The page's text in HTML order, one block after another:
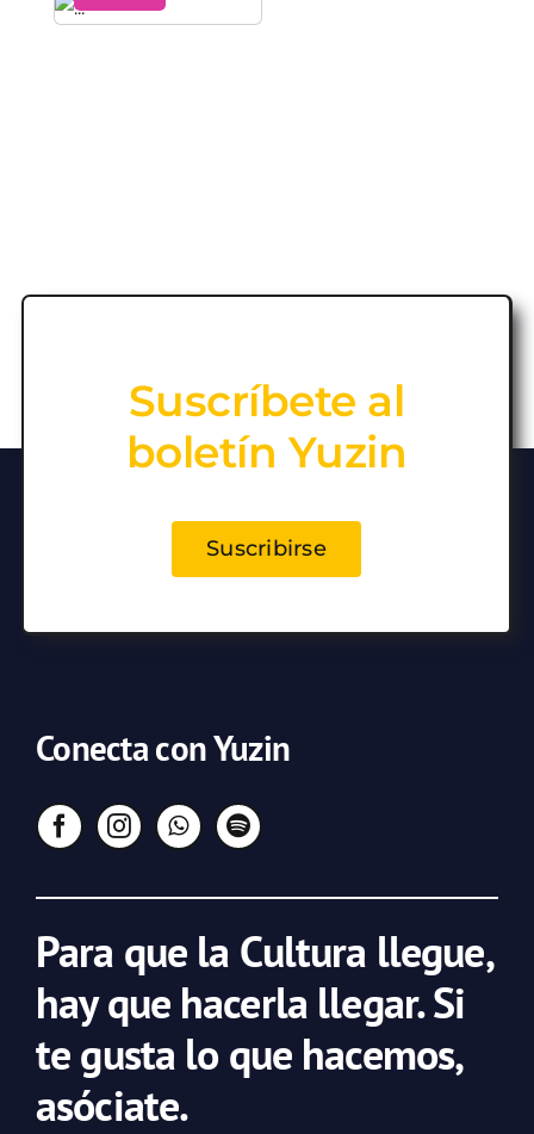
Suscríbete al
boletín Yuzin
Suscribirse
Conecta con Yuzin
Para que la Cultura llegue,
hay que hacerla llegar. Si
te gusta lo que hacemos,
asóciate.